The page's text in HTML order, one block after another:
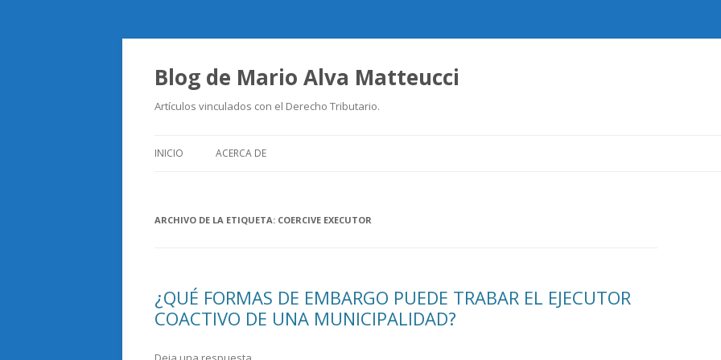
Blog de Mario Alva Matteucci
Artículos vinculados con el Derecho Tributario.
INICIO ACERCA DE
ARCHIVO DE LA ETIQUETA: COERCIVE EXECUTOR
¿QUÉ FORMAS DE EMBARGO PUEDE TRABAR EL EJECUTOR
COACTIVO DE UNA MUNICIPALIDAD?